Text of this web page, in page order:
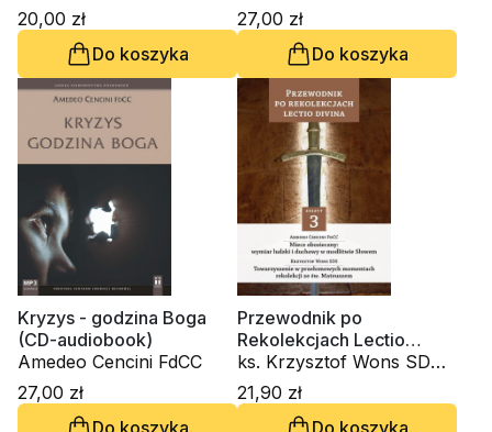
20,00 zł
Do koszyka
27,00 zł
Do koszyka
Kryzys - godzina Boga
(CD-audiobook)
Amedeo Cencini FdCC
27,00 zł
Do koszyka
Przewodnik po
Rekolekcjach Lectio
Divina. Zeszyt 3
ks. Krzysztof Wons SDS,
Amedeo Cencini FdCC
21,90 zł
Do koszyka